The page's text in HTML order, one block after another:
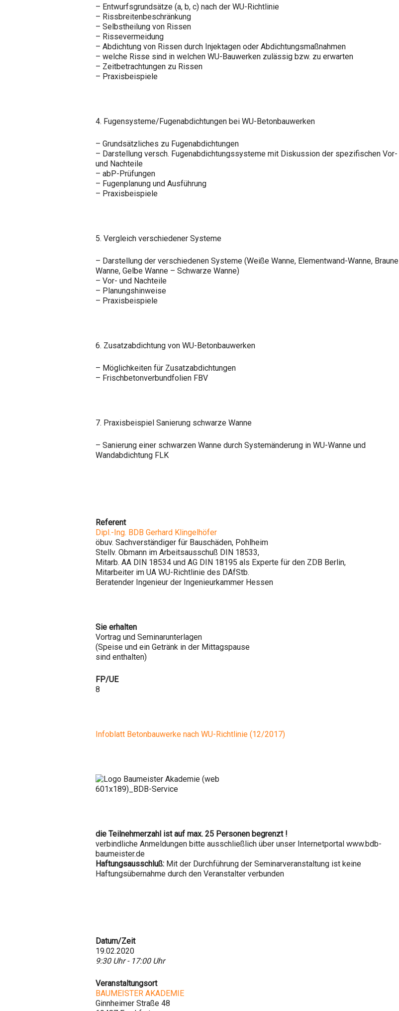
– Entwurfsgrundsätze (a, b, c) nach der WU-Richtlinie
– Rissbreitenbeschränkung
– Selbstheilung von Rissen
– Rissevermeidung
– Abdichtung von Rissen durch Injektagen oder Abdichtungsmaßnahmen
– welche Risse sind in welchen WU-Bauwerken zulässig bzw. zu erwarten
– Zeitbetrachtungen zu Rissen
– Praxisbeispiele
4. Fugensysteme/Fugenabdichtungen bei WU-Betonbauwerken
– Grundsätzliches zu Fugenabdichtungen
– Darstellung versch. Fugenabdichtungssysteme mit Diskussion der spezifischen Vor-
und Nachteile
– abP-Prüfungen
– Fugenplanung und Ausführung
– Praxisbeispiele
5. Vergleich verschiedener Systeme
– Darstellung der verschiedenen Systeme (Weiße Wanne, Elementwand-Wanne, Braune
Wanne, Gelbe Wanne – Schwarze Wanne)
– Vor- und Nachteile
– Planungshinweise
– Praxisbeispiele
6. Zusatzabdichtung von WU-Betonbauwerken
– Möglichkeiten für Zusatzabdichtungen
– Frischbetonverbundfolien FBV
7. Praxisbeispiel Sanierung schwarze Wanne
– Sanierung einer schwarzen Wanne durch Systemänderung in WU-Wanne und
Wandabdichtung FLK
Referent
Dipl.-Ing. BDB Gerhard Klingelhöfer
öbuv. Sachverständiger für Bauschäden, Pohlheim
Stellv. Obmann im Arbeitsausschuß DIN 18533,
Mitarb. AA DIN 18534 und AG DIN 18195 als Experte für den ZDB Berlin,
Mitarbeiter im UA WU-Richtlinie des DAfStb.
Beratender Ingenieur der Ingenieurkammer Hessen
Sie erhalten
Vortrag und Seminarunterlagen
(Speise und ein Getränk in der Mittagspause
sind enthalten)
FP/UE
8
Infoblatt Betonbauwerke nach WU-Richtlinie (12/2017)
die Teilnehmerzahl ist auf max. 25 Personen begrenzt !
verbindliche Anmeldungen bitte ausschließlich über unser Internetportal www.bdb-
baumeister.de
Haftungsausschluß: Mit der Durchführung der Seminarveranstaltung ist keine
Haftungsübernahme durch den Veranstalter verbunden
Datum/Zeit
19.02.2020
9:30 Uhr - 17:00 Uhr
Veranstaltungsort
BAUMEISTER AKADEMIE
Ginnheimer Straße 48